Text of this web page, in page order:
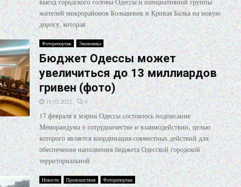
жителей микрорайонов Большевик и Кривая Балка на новую
дорогу, которая
Фоторепортаж Экономика
Бюджет Одессы может
увеличиться до 13 миллиардов
гривен (фото)
18.02.2022 0
17 февраля в мэрии Одессы состоялось подписание
Меморандума о сотрудничестве и взаимодействии, целью
которого является координация совместных действий для
обеспечения наполнения бюджета Одесской городской
территориальной
Новости Происшествия Фоторепортаж